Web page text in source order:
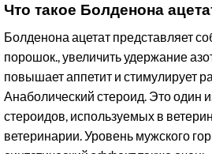
Что такое Болденона
Болденона ацетат представляет
порошок., увеличить удержание
повышает аппетит и стимулирует
Анаболический стероид. Это один
стероидов, используемых в
ветеринарии. Уровень мужского